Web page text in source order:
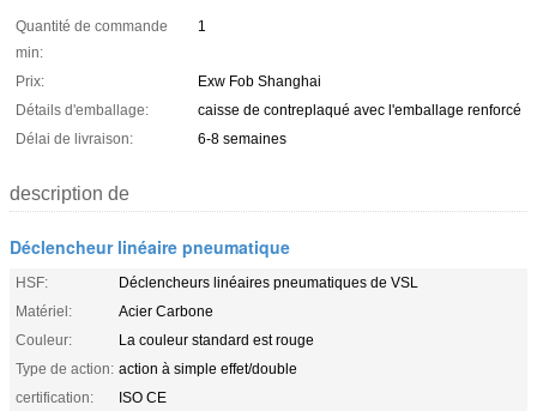
Quantité de commande
min:
1
Prix:
Exw Fob Shanghai
Détails d'emballage:
caisse de contreplaqué avec l'emballage renforcé
Délai de livraison:
6-8 semaines
description de
Déclencheur linéaire pneumatique
HSF:
Déclencheurs linéaires pneumatiques de VSL
Matériel:
Acier Carbone
Couleur:
La couleur standard est rouge
Type de action: action à simple effet/double
certification:
ISO CE